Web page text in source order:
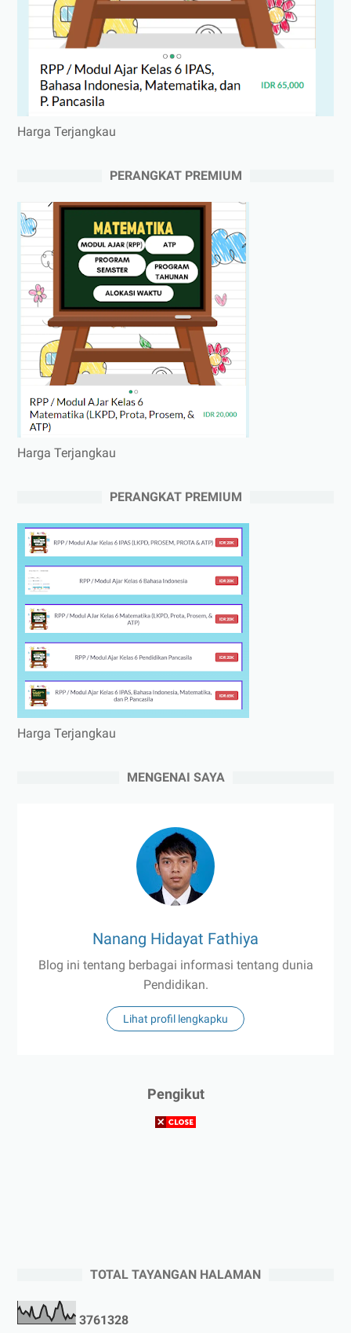
Harga Terjangkau
PERANGKAT PREMIUM
Harga Terjangkau
PERANGKAT PREMIUM
Harga Terjangkau
MENGENAI SAYA
Nanang Hidayat Fathiya
Blog ini tentang berbagai informasi tentang dunia
Pendidikan.
Lihat profil lengkapku
Pengikut
TOTAL TAYANGAN HALAMAN
3761328